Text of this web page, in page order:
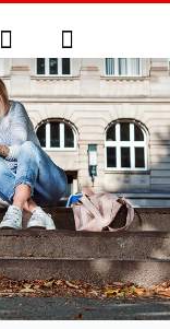
Suche Anmelden